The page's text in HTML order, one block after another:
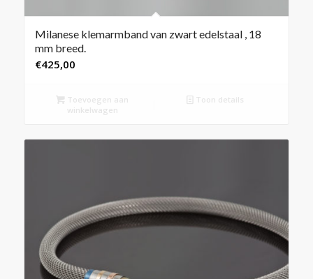
Milanese klemarmband van zwart edelstaal , 18
mm breed.
€425,00
Toevoegen aan
winkelwagen
Toon details